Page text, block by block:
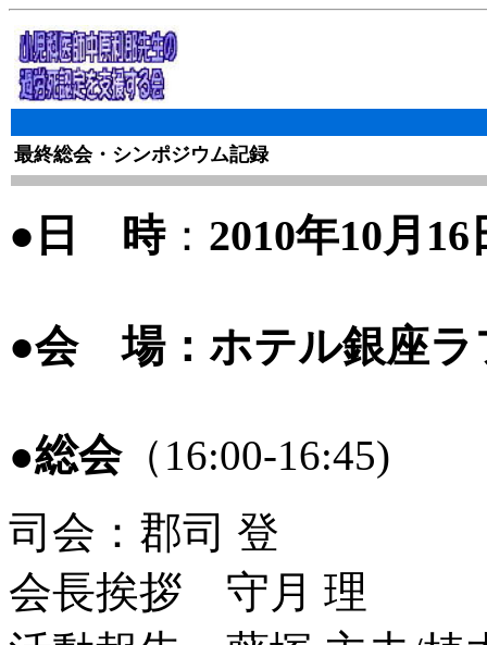
最終総会・シンポジウム記録
●日 時： 2010年10月16
●会 場：ホテル銀座ラ
●総会（16:00-16:45)
司会：郡司 登
会長挨拶 守月 理